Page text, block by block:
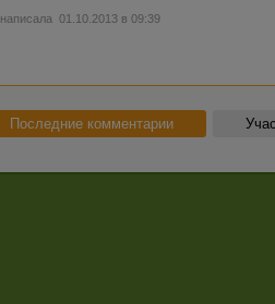
написала 01.10.2013 в 09:39
Последние комментарии